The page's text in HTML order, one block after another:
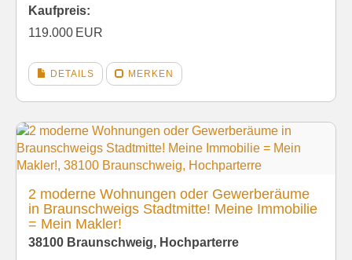
Kaufpreis:
119.000 EUR
DETAILS MERKEN
2 moderne Wohnungen oder Gewerberäume
in Braunschweigs Stadtmitte! Meine Immobilie
= Mein Makler!
38100 Braunschweig, Hochparterre